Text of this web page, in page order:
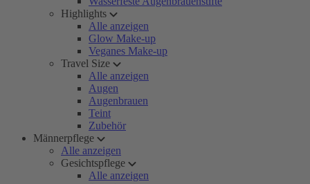
Highlights
Alle anzeigen
Glow Make-up
Veganes Make-up
Travel Size
Alle anzeigen
Augen
Augenbrauen
Teint
Zubehör
Männerpflege
Alle anzeigen
Gesichtspflege
Alle anzeigen